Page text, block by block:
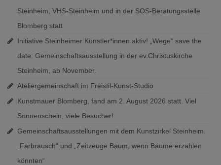
Steinheim, VHS-Steinheim und in der SOS-Beratungsstelle
Blomberg statt
Initiative Steinheimer Künstler*innen aktiv! „Wege“ save the
date: Gemeinschaftsausstellung in der ev.Christuskirche
Steinheim, ab November.
Ateliergemeinschaft im Freistil-Kunst-Studio
Kunstmauer Blomberg, fand am 2. August 2026 statt. Viel
Sonnenschein, viele Besucher!
Gemeinschaftsausstellungen mit dem Kunstzirkel Steinheim.
„Farbrausch“ und „Zeitzeuge Baum, wenn Bäume erzählen
könnten“